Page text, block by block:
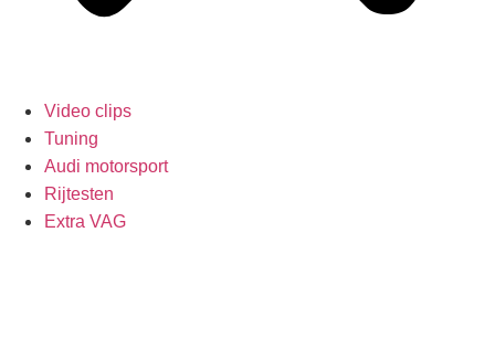
Video clips
Tuning
Audi motorsport
Rijtesten
Extra VAG